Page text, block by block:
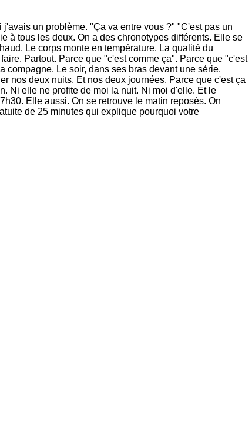
un problème. "Ça va entre vous ?" "C'est pas un
à tous les deux. On a des chronotypes différents. Elle se
Le corps monte en température. La qualité du
Partout. Parce que "c'est comme ça". Parce que "c'est
compagne. Le soir, dans ses bras devant une série.
nos deux nuits. Et nos deux journées. Parce que c'est ça
Ni elle ne profite de moi la nuit. Ni moi d'elle. Et le
Elle aussi. On se retrouve le matin reposés. On
de 25 minutes qui explique pourquoi votre